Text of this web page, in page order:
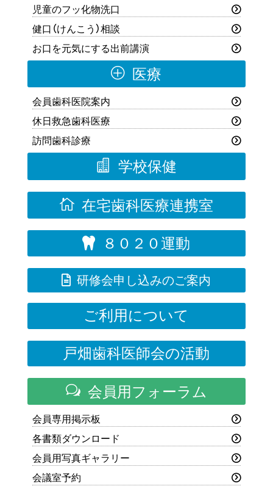
児童のフッ化物洗口
健口（けんこう）相談
お口を元気にする出前講演
P 医療
会員歯科医院案内
休日救急歯科医療
訪問歯科診療
 学校保健
 在宅歯科医療連携室
 ８０２０運動
 研修会申し込みのご案内
ご利用について
戸畑歯科医師会の活動
w 会員用フォーラム
会員専用掲示板
各書類ダウンロード
会員用写真ギャラリー
会議室予約